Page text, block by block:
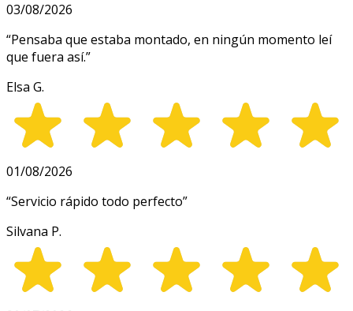
03/08/2026
“Pensaba que estaba montado, en ningún momento leí
que fuera así.”
Elsa G.
01/08/2026
“Servicio rápido todo perfecto”
Silvana P.